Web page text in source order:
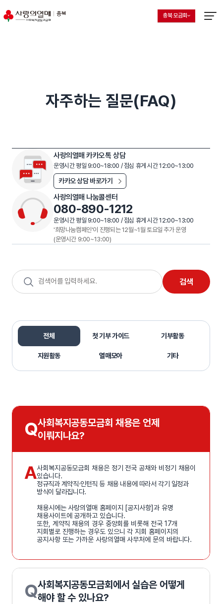
지회 선택 목록 열기
현재 선택된 지회
충북 모금회
자주하는 질문(FAQ)
사랑의열매 카카오톡 상담
운영시간 평일 9:00~18:00 / 점심 휴게 시간 12:00~13:00
카카오 상담 바로가기
사랑의열매 나눔콜센터
080-890-1212
운영시간 평일 9:00~18:00 / 점심 휴게 시간 12:00~13:00
'희망나눔캠페인'이 진행되는 12월~1월 토요일 추가 운영
(운영시간 9:00~13:00)
검
색
력
검색
전체 첫 기부 가이드 기부활동
지원활동 열매모아 기타
Q사회복지공동모금회 채용은 언제
이뤄지나요?
A사회복지공동모금회 채용은 정기 전국 공채와 비정기 채용이
있습니다.
정규직과 계약직·인턴직 등 채용 내용에 따라서 각기 일정과
방식이 달라집니다.
채용시에는 사랑의열매 홈페이지 [공지사항]과 유명
채용사이트에 공개하고 있습니다.
또한, 계약직 채용의 경우 중앙회를 비롯해 전국 17개
지회별로 진행하는 경우도 있으니 각 지회 홈페이지의
공지사항 또는 가까운 사랑의열매 사무처에 문의 바랍니다.
Q사회복지공동모금회에서 실습은 어떻게
해야 할 수 있나요?